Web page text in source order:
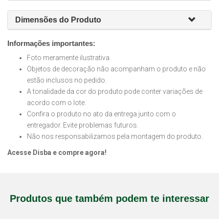
Dimensões do Produto
Informações importantes:
Foto meramente ilustrativa.
Objetos de decoração não acompanham o produto e não
estão inclusos no pedido.
A tonalidade da cor do produto pode conter variações de
acordo com o lote.
Confira o produto no ato da entrega junto com o
entregador. Evite problemas futuros.
Não nos responsabilizamos pela montagem do produto.
Acesse Disba e compre agora!
Produtos que também podem te interessar